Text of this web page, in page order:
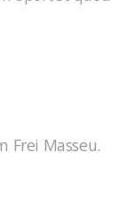
Frei Masseu.